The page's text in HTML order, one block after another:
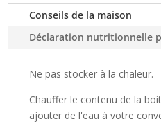
Conseils de la maison
Déclaration nutritionnelle
Ne pas stocker à la chaleur.
Chauffer le contenu de la
ajouter de l'eau à votre